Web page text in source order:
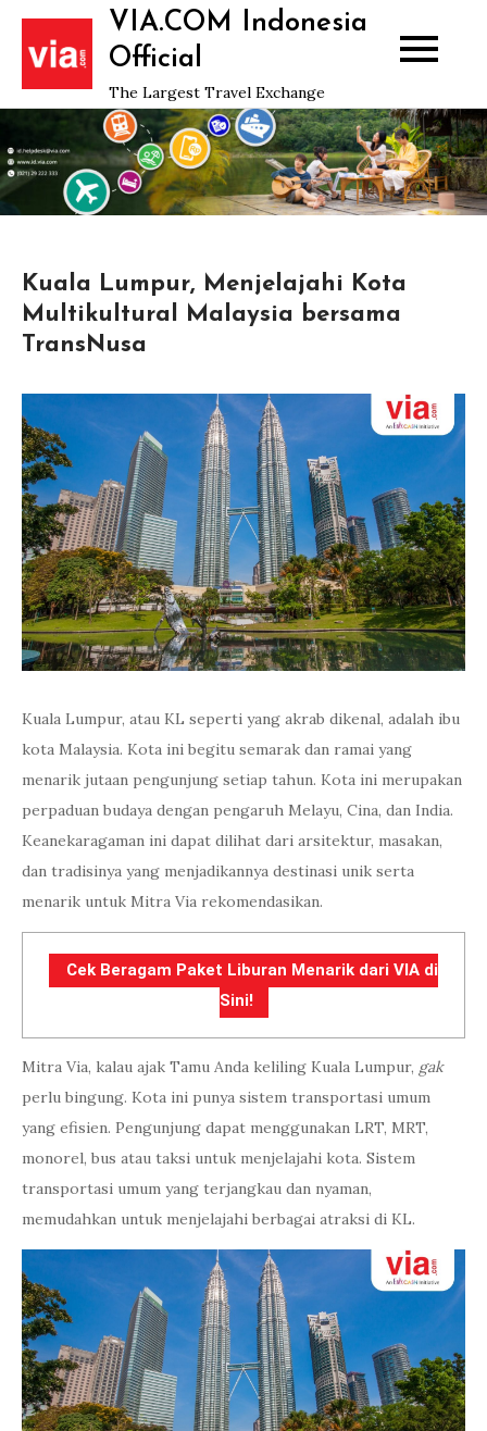
Skip
content
VIA.COM Indonesia
Official
The Largest Travel Exchange
Kuala Lumpur, Menjelajahi Kota
Multikultural Malaysia bersama
TransNusa
Kuala Lumpur, atau KL seperti yang akrab dikenal, adalah ibu
kota Malaysia. Kota ini begitu semarak dan ramai yang
menarik jutaan pengunjung setiap tahun. Kota ini merupakan
perpaduan budaya dengan pengaruh Melayu, Cina, dan India.
Keanekaragaman ini dapat dilihat dari arsitektur, masakan,
dan tradisinya yang menjadikannya destinasi unik serta
menarik untuk Mitra Via rekomendasikan.
Cek Beragam Paket Liburan Menarik dari VIA di
Sini!
Mitra Via, kalau ajak Tamu Anda keliling Kuala Lumpur, gak
perlu bingung. Kota ini punya sistem transportasi umum
yang efisien. Pengunjung dapat menggunakan LRT, MRT,
monorel, bus atau taksi untuk menjelajahi kota. Sistem
transportasi umum yang terjangkau dan nyaman,
memudahkan untuk menjelajahi berbagai atraksi di KL.